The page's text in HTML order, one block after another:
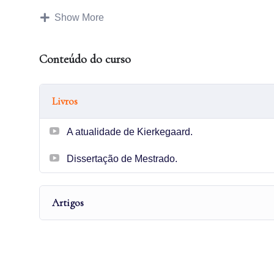
do cuidado na clínica psicológica, meu objetivo é
textos sejam companheiros valiosos na sua jornada
Show More
Conteúdo do curso
Livros
A atualidade de Kierkegaard.
Dissertação de Mestrado.
Artigos